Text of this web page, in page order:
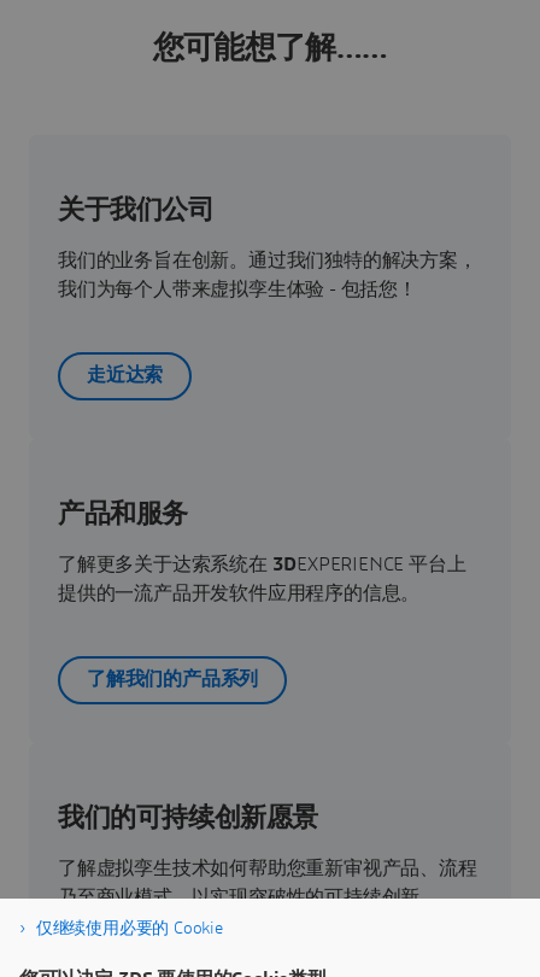
您可能想了解……
关于我们公司
我们的业务旨在创新。通过我们独特的解决方案，
我们为每个人带来虚拟孪生体验 - 包括您！
走近达索
产品和服务
了解更多关于达索系统在 3DEXPERIENCE 平台上
提供的一流产品开发软件应用程序的信息。
了解我们的产品系列
我们的可持续创新愿景
了解虚拟孪生技术如何帮助您重新审视产品、流程
乃至商业模式，以实现突破性的可持续创新。
仅继续使用必要的 Cookie